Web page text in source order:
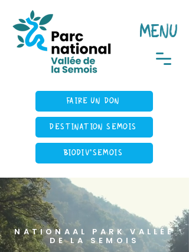
MENU
NATIONAAL PARK VALLÉE
DE LA SEMOIS
BIODIV'SEMOIS
DESTINATION SEMOIS
FAIRE UN DON